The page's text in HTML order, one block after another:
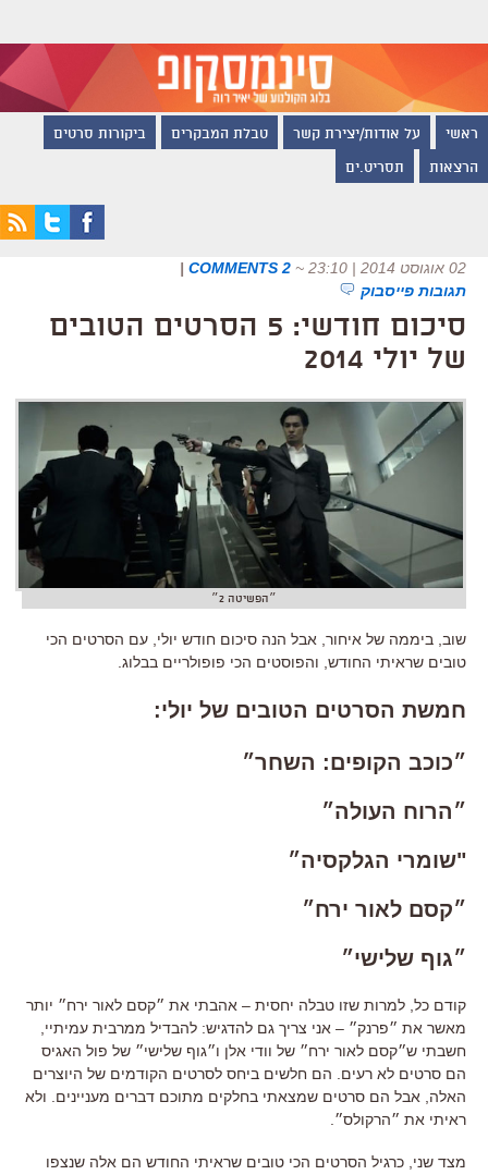
ראשי על אודות/יצירת קשר טבלת המבקרים ביקורות סרטים
הרצאות תסריט.ים
02 אוגוסט 2014 | 23:10 ~
2 COMMENTS
|
תגובות פייסבוק
סיכום חודשי: 5 הסרטים הטובים
של יולי 2014
״הפשיטה 2״
שוב, ביממה של איחור, אבל הנה סיכום חודש יולי, עם הסרטים הכי
טובים שראיתי החודש, והפוסטים הכי פופולריים בבלוג.
חמשת הסרטים הטובים של יולי:
״כוכב הקופים: השחר״
״הרוח העולה״
"שומרי הגלקסיה״
״קסם לאור ירח״
״גוף שלישי״
קודם כל, למרות שזו טבלה יחסית – אהבתי את ״קסם לאור ירח״ יותר
מאשר את ״פרנק״ – אני צריך גם להדגיש: להבדיל ממרבית עמיתיי,
חשבתי ש״קסם לאור ירח״ של וודי אלן ו״גוף שלישי״ של פול האגיס
הם סרטים לא רעים. הם חלשים ביחס לסרטים הקודמים של היוצרים
האלה, אבל הם סרטים שמצאתי בחלקים מתוכם דברים מעניינים. ולא
ראיתי את ״הרקולס״.
מצד שני, כרגיל הסרטים הכי טובים שראיתי החודש הם אלה שנצפו